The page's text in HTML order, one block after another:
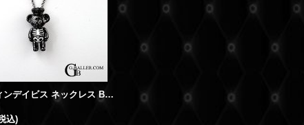
ジャスティンデイビス ネックレス BONER スカルベア メンズ 人気
込)